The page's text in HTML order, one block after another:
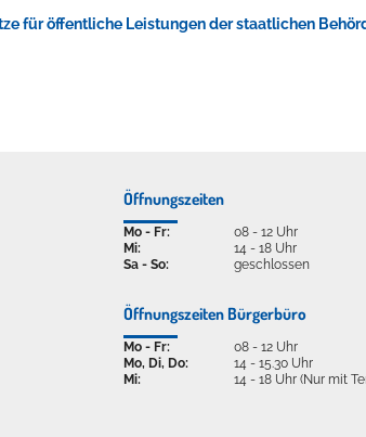
für öffentliche Leistungen der staatlichen
Öffnungszeiten
Mo - Fr:
Mi:
Sa - So:
08 - 12 Uhr
14 - 18 Uhr
geschlossen
Öffnungszeiten Bürgerbüro
Mo - Fr:
Mo, Di, Do:
Mi:
08 - 12 Uhr
14 - 15.30 Uhr
14 - 18 Uhr (Nur mit